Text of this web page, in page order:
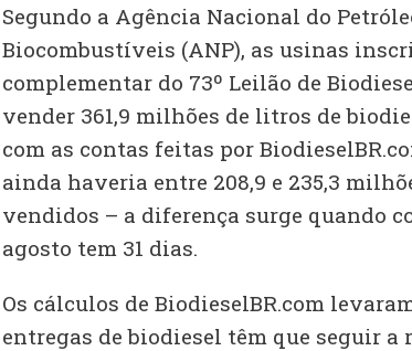
Segundo a Agência Nacional do
Biocombustíveis (ANP), as usinas
complementar do 73º Leilão de
vender 361,9 milhões de litros de
com as contas feitas por
ainda haveria entre 208,9 e 235,3
vendidos – a diferença surge quando
agosto tem 31 dias.
Os cálculos de BiodieselBR.com
entregas de biodiesel têm que seguir a